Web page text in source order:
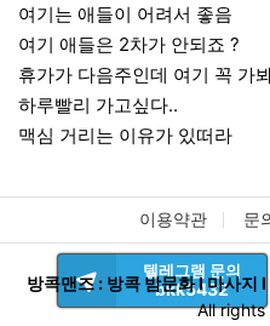
여기는 애들이 어려서 좋음
여기 애들은 2차가 안되죠 ?
휴가가 다음주인데 여기 꼭 가
하루빨리 가고싶다..
맥심 거리는 이유가 있떠라
텔레그램 문의
bkk5432
이용약관 문
방콕맨즈 : 방콕 밤문화 I 마사지
All